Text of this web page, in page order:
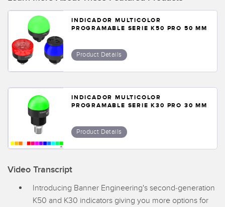
SOFTWARE
Banner Measurement Sensor Software
Software de Configuración para Sensor GUI
Sensors with IO-Link
INDICADOR MULTICOLOR
PROGRAMABLE SERIE K50 PRO 50 MM
Product Details
INDICADOR MULTICOLOR
PROGRAMABLE SERIE K30 PRO 30 MM
Product Details
Video Transcript
Introducing Banner Engineering's second-generation
K50 and K30 indicators giving you more options for